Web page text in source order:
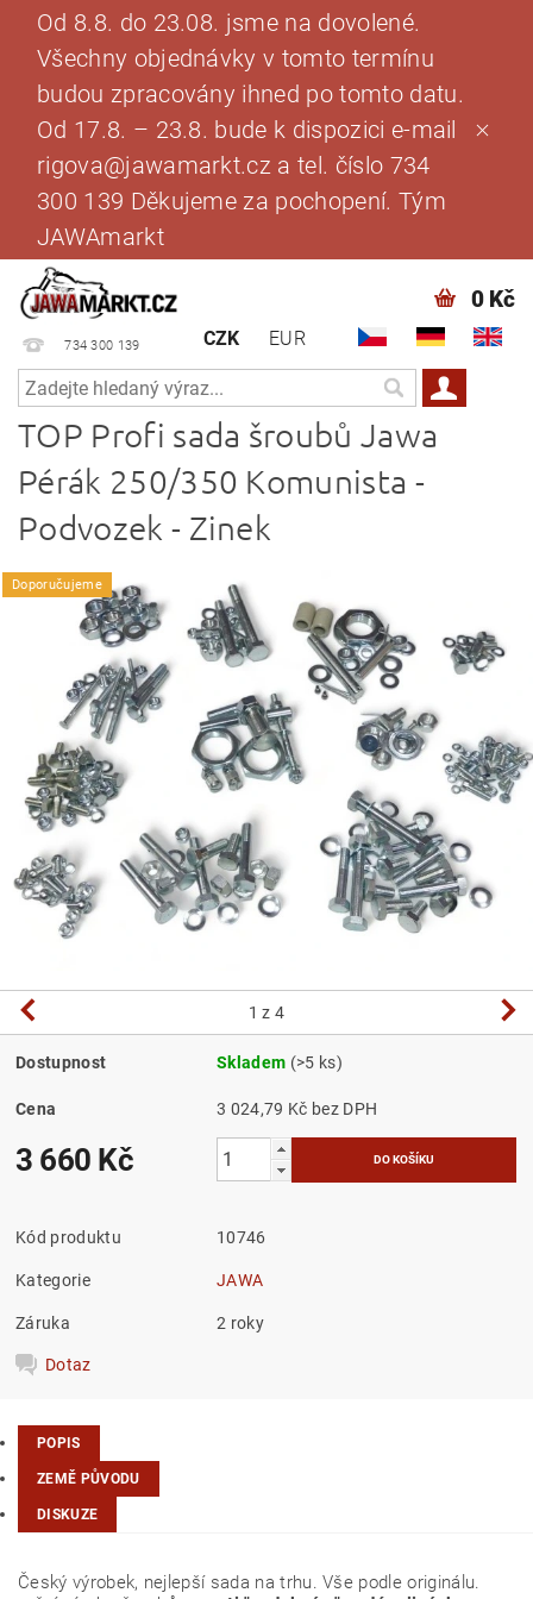
Od 8.8. do 23.08. jsme na dovolené.
Všechny objednávky v tomto termínu
budou zpracovány ihned po tomto datu.
Od 17.8. – 23.8. bude k dispozici e-mail
rigova@jawamarkt.cz a tel. číslo 734
300 139 Děkujeme za pochopení. Tým
JAWAmarkt
734 300 139 CZK EUR
0 Kč
TOP Profi sada šroubů Jawa
Pérák 250/350 Komunista -
Podvozek - Zinek
Doporučujeme
1 z 4
Dostupnost Skladem (>5 ks)
Cena 3 024,79 Kč bez DPH
3 660 Kč
Kód produktu 10746
Kategorie JAWA
Záruka 2 roky
Dotaz
POPIS
ZEMĚ PŮVODU
DISKUZE
Český výrobek, nejlepší sada na trhu. Vše podle originálu.